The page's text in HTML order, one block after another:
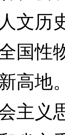
文历
国性
高地
主义